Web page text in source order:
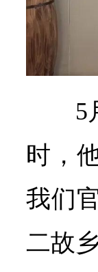
5
时，
我们
二故